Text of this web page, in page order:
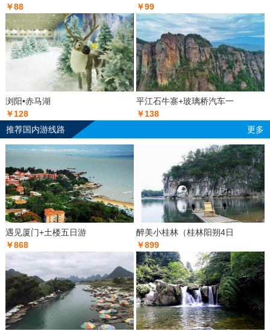
￥88
￥99
浏阳•赤马湖
￥128
平江石牛寨+玻璃桥汽车一
￥138
推荐国内游线路
更多
遇见厦门+土楼五日游
￥868
醉美小桂林（桂林阳朔4日
￥899